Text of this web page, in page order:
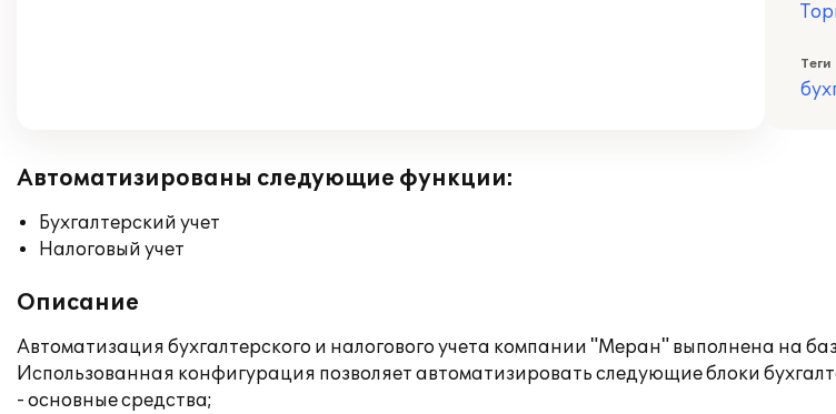
Теги
Автоматизированы следующие функции:
Бухгалтерский учет
Налоговый учет
Описание
Автоматизация бухгалтерского и налогового учета компании "Меран" выполнена на
Использованная конфигурация позволяет автоматизировать следующие блоки
- основные средства;